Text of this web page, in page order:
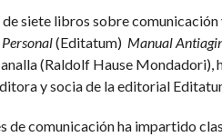
siete libros sobre
(Editatum) Manual
(Raldolf Hause Mondadori),
y socia de la editorial
comunicación ha impartido